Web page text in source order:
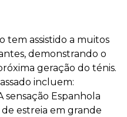
tem assistido a muitos
demonstrando o
geração do ténis.
incluem:
sensação Espanhola
estreia em grande